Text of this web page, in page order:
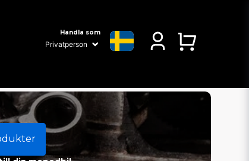
Handla som